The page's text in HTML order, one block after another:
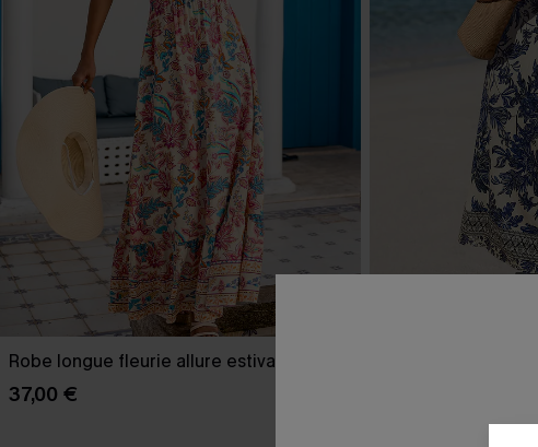
Robe longue fleurie allure estivale
37,00 €